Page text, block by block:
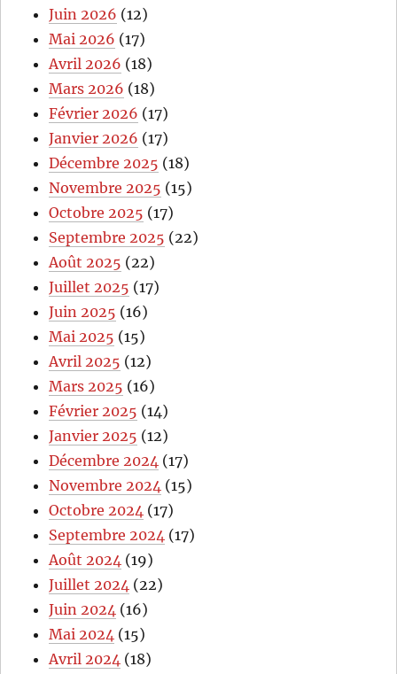
Juin 2026 (12)
Mai 2026 (17)
Avril 2026 (18)
Mars 2026 (18)
Février 2026 (17)
Janvier 2026 (17)
Décembre 2025 (18)
Novembre 2025 (15)
Octobre 2025 (17)
Septembre 2025 (22)
Août 2025 (22)
Juillet 2025 (17)
Juin 2025 (16)
Mai 2025 (15)
Avril 2025 (12)
Mars 2025 (16)
Février 2025 (14)
Janvier 2025 (12)
Décembre 2024 (17)
Novembre 2024 (15)
Octobre 2024 (17)
Septembre 2024 (17)
Août 2024 (19)
Juillet 2024 (22)
Juin 2024 (16)
Mai 2024 (15)
Avril 2024 (18)